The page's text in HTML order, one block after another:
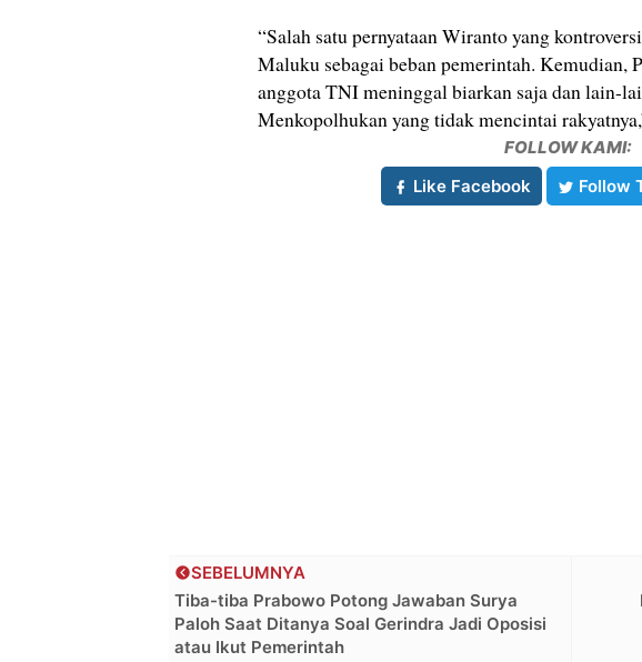
“Salah satu pernyataan Wiranto yang
Maluku sebagai beban pemerintah. Kemudian,
anggota TNI meninggal biarkan saja dan lain-
Menkopolhukan yang tidak mencintai
FOLLOW KAMI:
Like Facebook
Follow
SEBELUMNYA
Tiba-tiba Prabowo Potong Jawaban Surya
Paloh Saat Ditanya Soal Gerindra Jadi Oposisi
atau Ikut Pemerintah